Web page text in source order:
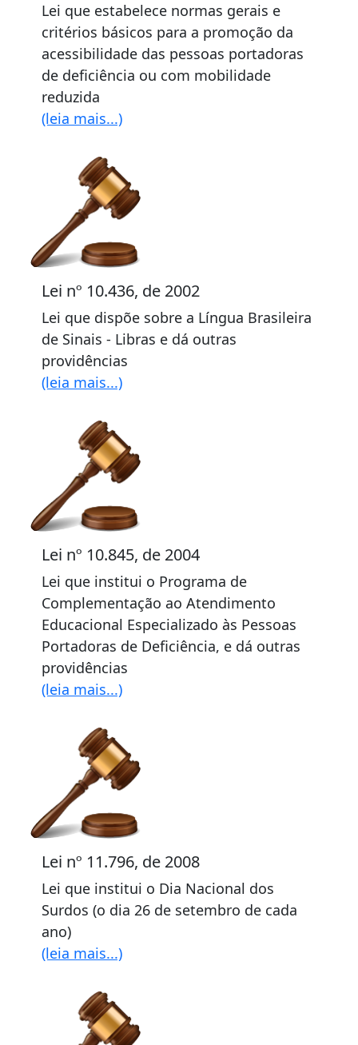
Lei que estabelece normas gerais e
critérios básicos para a promoção da
acessibilidade das pessoas portadoras
de deficiência ou com mobilidade
reduzida
(leia mais...)
Lei nº 10.436, de 2002
Lei que dispõe sobre a Língua Brasileira
de Sinais - Libras e dá outras
providências
(leia mais...)
Lei nº 10.845, de 2004
Lei que institui o Programa de
Complementação ao Atendimento
Educacional Especializado às Pessoas
Portadoras de Deficiência, e dá outras
providências
(leia mais...)
Lei nº 11.796, de 2008
Lei que institui o Dia Nacional dos
Surdos (o dia 26 de setembro de cada
ano)
(leia mais...)